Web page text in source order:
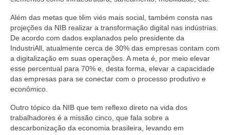
Além das metas que têm viés mais social, também consta nas
projeções da NIB realizar a transformação digital nas indústrias.
De acordo com dados explanados pelo presidente da
IndustriAll, atualmente cerca de 30% das empresas contam com
a digitalização em suas operações. A meta é, por meio elevar
esse percentual para 70% e, desta forma, elevar a capacidade
das empresas para se conectar com o processo produtivo e
econômico.
Outro tópico da NIB que tem reflexo direto na vida dos
trabalhadores é a missão cinco, que fala sobre a
descarbonização da economia brasileira, levando em